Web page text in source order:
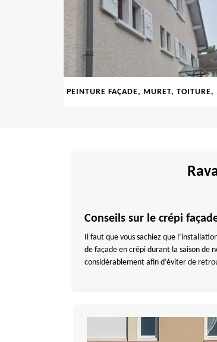
Conseils sur le crépi
Il faut que vous sachiez que
de façade en crépi durant la saison de
considérablement afin d’éviter de